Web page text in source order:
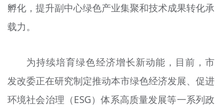
孵化，提升副中心绿色产业集聚和技术成果转化承
载力。
为持续培育绿色经济增长新动能，目前，市
发改委正在研究制定推动本市绿色经济发展、促进
环境社会治理（ESG）体系高质量发展等一系列政